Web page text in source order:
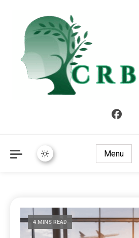
Menu
4 MINS READ